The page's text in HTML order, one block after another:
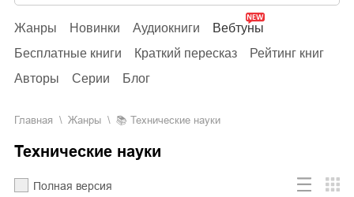
Жанры Новинки Аудиокниги
Вебтуны
Бесплатные книги
Краткий пересказ
Рейтинг книг
Авторы
Серии Блог
Главная Жанры Технические науки
Технические науки
Полная версия